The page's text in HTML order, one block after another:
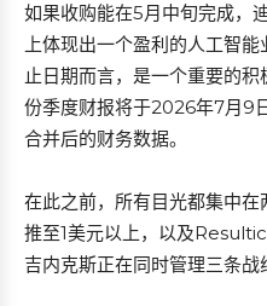
如果收购能在5月中旬完成，
上体现出一个盈利的人工智
止日期而言，是一个重要的
份季度财报将于2026年7月9
合并后的财务数据。
在此之前，所有目光都集中
推至1美元以上，以及
吉内克斯正在同时管理三条战